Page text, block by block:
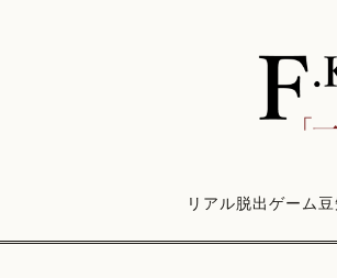
リアル脱出ゲーム